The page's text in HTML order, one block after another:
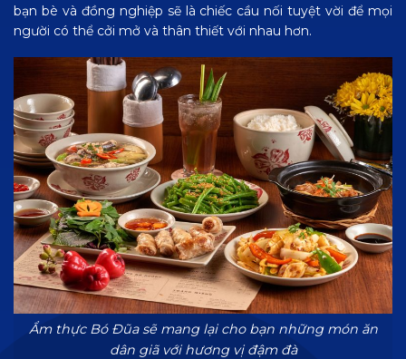
bạn bè và đồng nghiệp sẽ là chiếc cầu nối tuyệt vời để mọi
người có thể cởi mở và thân thiết với nhau hơn.
Ẩm thực Bó Đũa sẽ mang lại cho bạn những món ăn
dân giã với hương vị đậm đà